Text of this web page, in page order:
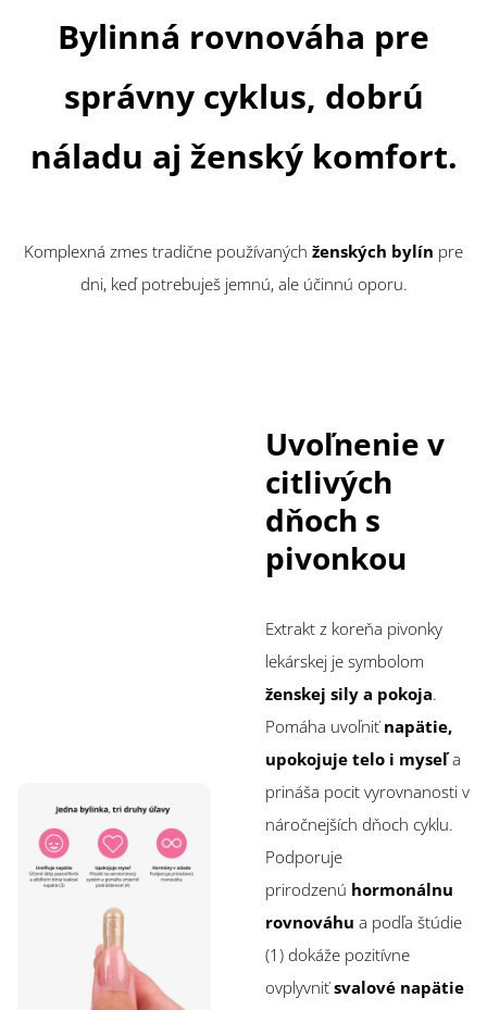
Bylinná rovnováha pre
správny cyklus, dobrú
náladu aj ženský komfort.
Komplexná zmes tradične používaných ženských bylín pre
dni, keď potrebuješ jemnú, ale účinnú oporu.
Uvoľnenie v
citlivých
dňoch s
pivonkou
Extrakt z koreňa pivonky
lekárskej je symbolom
ženskej sily a pokoja.
Pomáha uvoľniť napätie,
upokojuje telo i myseľa
prináša pocit vyrovnanosti v
náročnejších dňoch cyklu.
Podporuje
prirodzenú hormonálnu
rovnováhu a podľa štúdie
(1) dokáže pozitívne
ovplyvniťsvalové napätie